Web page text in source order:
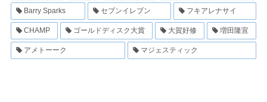
Barry Sparks セブンイレブン フキアレナサイ
CHAMP ゴールドディスク大賞 大賀好修 増田隆宣
アメトーーク マジェスティック